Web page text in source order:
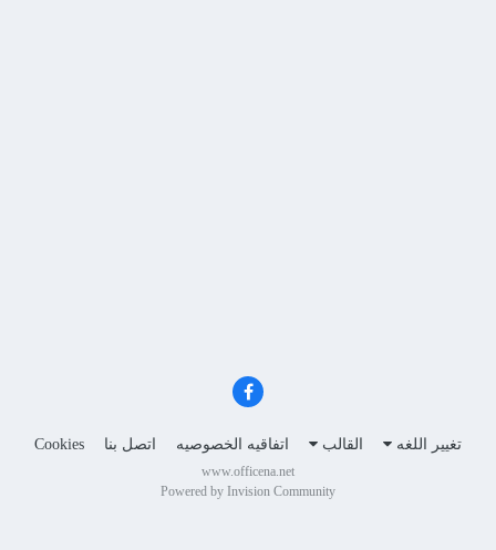
تغيير اللغه القالب اتفاقيه الخصوصيه اتصل بنا Cookies
www.officena.net
Powered by Invision Community